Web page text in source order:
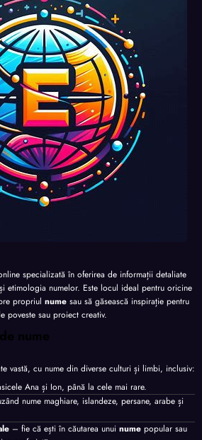
uri și
perso
nalita
te
uri și
perso
nalita
te
specializată în oferirea de informații detaliate
etimologia numelor. Este locul ideal pentru oricine
propriul nume sau să găsească inspirație pentru
poveste sau proiect creativ.
nume
vastă, cu nume din diverse culturi și limbi, inclusiv:
Ana și Ion, până la cele mai rare.
nume maghiare, islandeze, persane, arabe și
– fie că ești în căutarea unui nume popular sau